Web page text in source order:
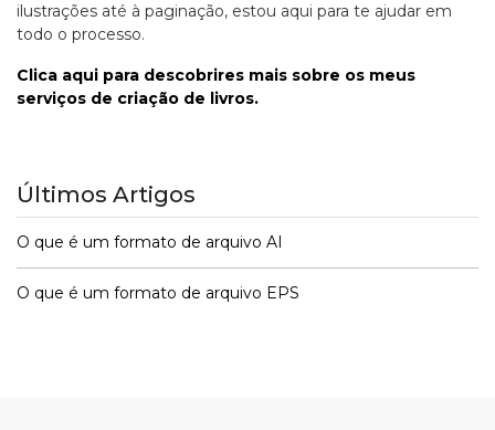
ilustrações até à paginação, estou aqui para te ajudar em
todo o processo.
Clica aqui para descobrires mais sobre os meus
serviços de criação de livros.
Últimos Artigos
O que é um formato de arquivo AI
O que é um formato de arquivo EPS